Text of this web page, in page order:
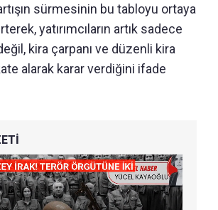
sürmesinin bu tabloyu ortaya
yatırımcıların artık sadece
kira çarpanı ve düzenli kira
alarak karar verdiğini ifade